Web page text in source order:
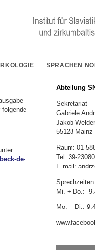
SPRACHEN
folgende
de-
Abteilung
Sekretariat
Gabriele
Jakob-
55128 Mainz
Raum: 01-
Tel: 39-23080
E-mail:
Sprechzeiten:
Mi. + Do.:
Mo. + Di.: